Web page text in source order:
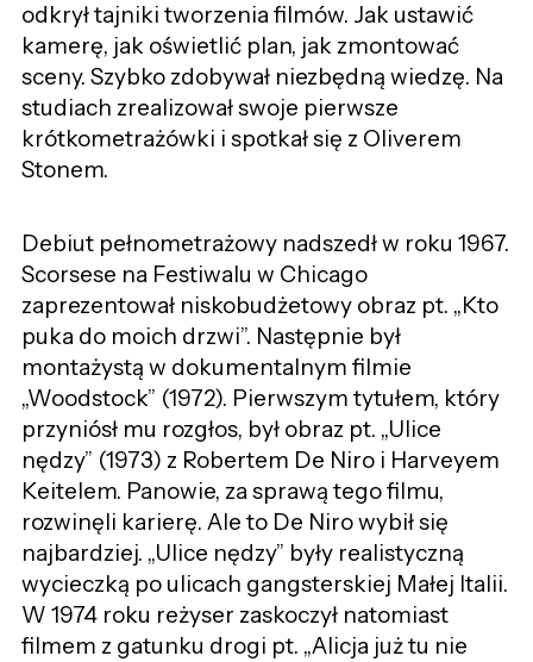
odkrył tajniki tworzenia filmów. Jak ustawić
kamerę, jak oświetlić plan, jak zmontować
sceny. Szybko zdobywał niezbędną wiedzę. Na
studiach zrealizował swoje pierwsze
krótkometrażówki i spotkał się z Oliverem
Stonem.
Debiut pełnometrażowy nadszedł w roku 1967.
Scorsese na Festiwalu w Chicago
zaprezentował niskobudżetowy obraz pt. „Kto
puka do moich drzwi”. Następnie był
montażystą w dokumentalnym filmie
„Woodstock” (1972). Pierwszym tytułem, który
przyniósł mu rozgłos, był obraz pt. „Ulice
nędzy” (1973) z Robertem De Niro i Harveyem
Keitelem. Panowie, za sprawą tego filmu,
rozwinęli karierę. Ale to De Niro wybił się
najbardziej. „Ulice nędzy” były realistyczną
wycieczką po ulicach gangsterskiej Małej Italii.
W 1974 roku reżyser zaskoczył natomiast
filmem z gatunku drogi pt. „Alicja już tu nie